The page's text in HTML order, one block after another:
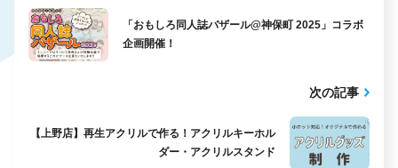
「おもしろ同人誌バザール@神保町 2025」コラボ
企画開催！
次の記事
【上野店】再生アクリルで作る！アクリルキーホル
ダー・アクリルスタンド